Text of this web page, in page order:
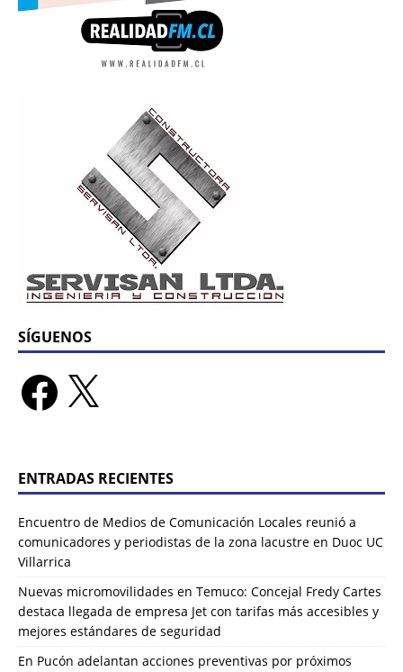
SÍGUENOS
ENTRADAS RECIENTES
Encuentro de Medios de Comunicación Locales reunió a
comunicadores y periodistas de la zona lacustre en Duoc UC
Villarrica
Nuevas micromovilidades en Temuco: Concejal Fredy Cartes
destaca llegada de empresa Jet con tarifas más accesibles y
mejores estándares de seguridad
En Pucón adelantan acciones preventivas por próximos